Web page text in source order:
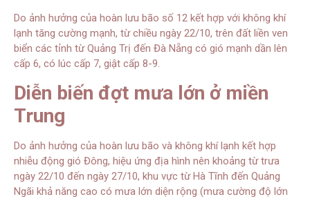
Do ảnh hưởng của hoàn lưu bão số 12 kết hợp với không khí
lạnh tăng cường mạnh, từ chiều ngày 22/10, trên đất liền ven
biển các tỉnh từ Quảng Trị đến Đà Nẵng có gió mạnh dần lên
cấp 6, có lúc cấp 7, giật cấp 8-9.
Diễn biến đợt mưa lớn ở miền
Trung
Do ảnh hưởng của hoàn lưu bão và không khí lạnh kết hợp
nhiễu động gió Đông, hiệu ứng địa hình nên khoảng từ trưa
ngày 22/10 đến ngày 27/10, khu vực từ Hà Tĩnh đến Quảng
Ngãi khả năng cao có mưa lớn diện rộng (mưa cường độ lớn